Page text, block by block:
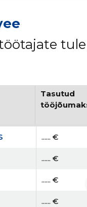
Tasutud
...... €
...... €
...... €
...... €